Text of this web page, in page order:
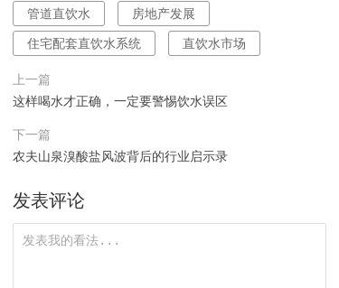
管道直饮水
房地产发展
住宅配套直饮水系统
直饮水市场
上一篇
这样喝水才正确，一定要警惕饮水误区
下一篇
农夫山泉溴酸盐风波背后的行业启示录
发表评论